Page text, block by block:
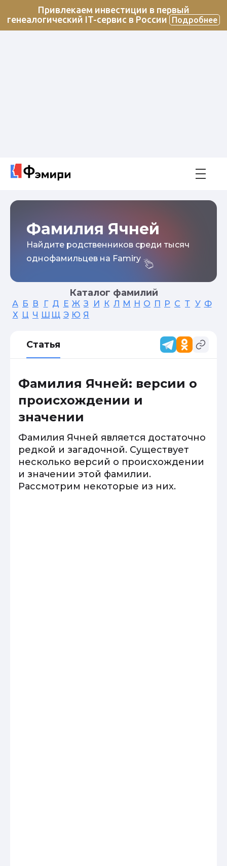
Привлекаем инвестиции в первый
генеалогический IT-сервис в России
Подробнее
Фамилия Ячней
Найдите родственников среди тысяч
однофамильцев на Famiry
Каталог фамилий
А Б В Г Д Е Ж З И К Л М Н О П Р С Т У Ф
Х Ц Ч Ш Щ Э Ю Я
Статья
Фамилия Ячней: версии о
происхождении и
значении
Фамилия Ячней является достаточно
редкой и загадочной. Существует
несколько версий о происхождении
и значении этой фамилии.
Рассмотрим некоторые из них.